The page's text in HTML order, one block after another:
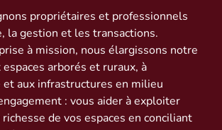
propriétaires et professionnels
la gestion et les transactions.
à mission, nous élargissons notre
arborés et ruraux, à
et aux infrastructures en milieu
: vous aider à exploiter
de vos espaces en conciliant